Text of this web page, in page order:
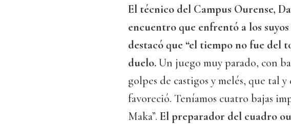
El técnico del Campus Ourense,
encuentro que enfrentó a los
destacó que “el tiempo no fue del
duelo.Un juego muy parado, con
golpes de castigos y melés, que tal
favoreció. Teníamos cuatro bajas
Maka”. El preparador del cuadro